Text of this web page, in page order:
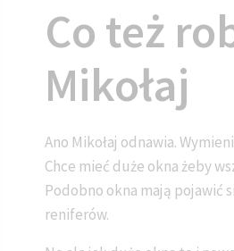
Co też
Mikołaj
Ano Mikołaj odnawia.
Chce mieć duże okna żeby
Podobno okna mają pojawić
reniferów.